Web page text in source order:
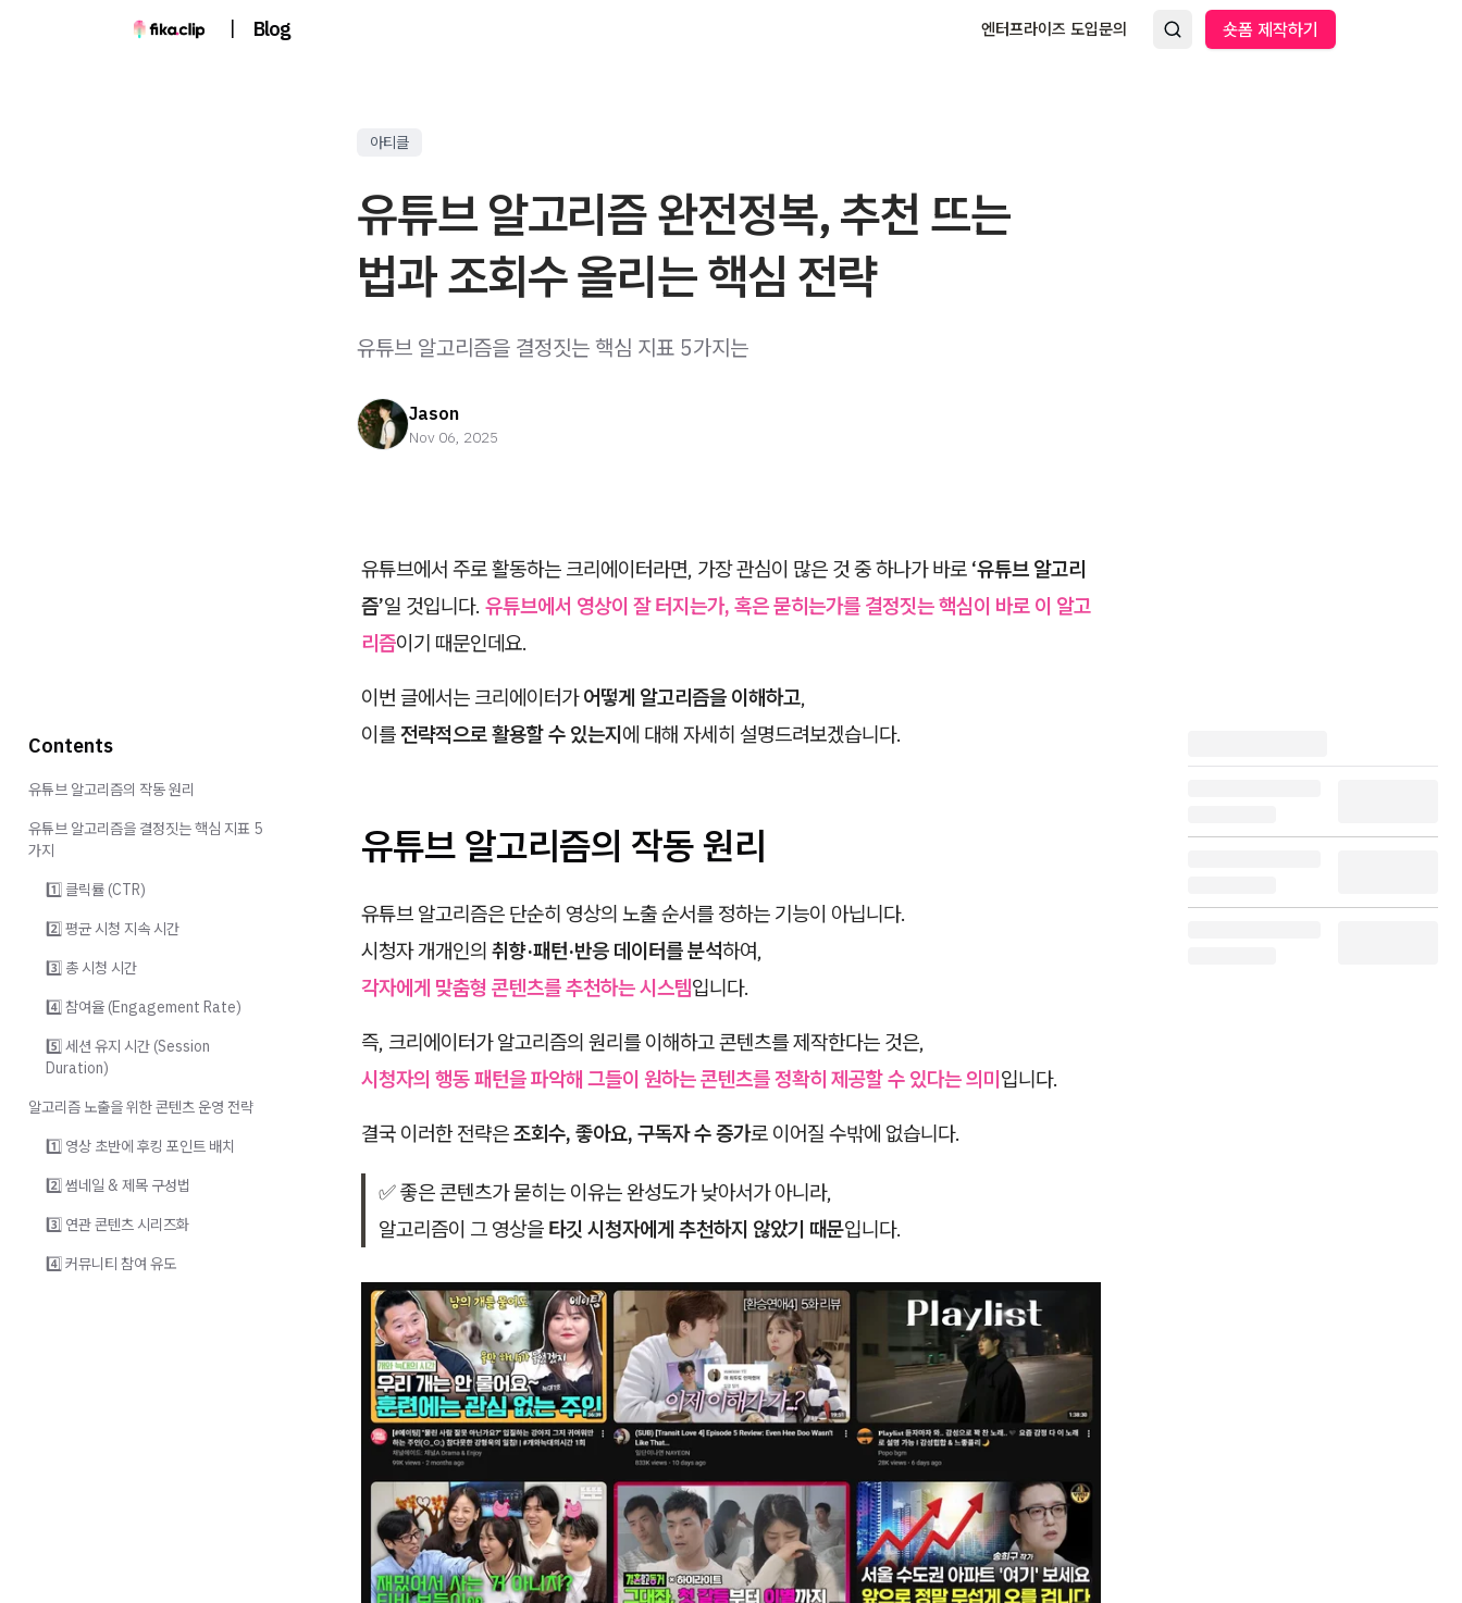
| Blog 엔터프라이즈 도입문의 숏폼 제작하기
아티클
유튜브 알고리즘 완전정복, 추천 뜨는
법과 조회수 올리는 핵심 전략
유튜브 알고리즘을 결정짓는 핵심 지표 5가지는
Jason
Nov 06, 2025
유튜브에서 주로 활동하는 크리에이터라면, 가장 관심이 많은 것 중 하나가 바로 ‘유튜브 알고리
즘’일 것입니다. 유튜브에서 영상이 잘 터지는가, 혹은 묻히는가를 결정짓는 핵심이 바로 이 알고
리즘이기 때문인데요.
이번 글에서는 크리에이터가어떻게 알고리즘을 이해하고,
이를전략적으로 활용할 수 있는지에 대해 자세히 설명드려보겠습니다.
유튜브 알고리즘의 작동 원리
유튜브 알고리즘은 단순히 영상의 노출 순서를 정하는 기능이 아닙니다.
시청자 개개인의 취향·패턴·반응 데이터를 분석하여,
각자에게 맞춤형 콘텐츠를 추천하는 시스템입니다.
즉, 크리에이터가 알고리즘의 원리를 이해하고 콘텐츠를 제작한다는 것은,
시청자의 행동 패턴을 파악해 그들이 원하는 콘텐츠를 정확히 제공할 수 있다는 의미입니다.
결국 이러한 전략은조회수, 좋아요, 구독자 수 증가로 이어질 수밖에 없습니다.
✅ 좋은 콘텐츠가 묻히는 이유는 완성도가 낮아서가 아니라,
알고리즘이 그 영상을 타깃 시청자에게 추천하지 않았기 때문입니다.
Contents
유튜브 알고리즘의 작동 원리
유튜브 알고리즘을 결정짓는 핵심 지표 5
가지
1️⃣ 클릭률 (CTR)
2️⃣ 평균 시청 지속 시간
3️⃣ 총 시청 시간
4️⃣ 참여율 (Engagement Rate)
5️⃣ 세션 유지 시간 (Session
Duration)
알고리즘 노출을 위한 콘텐츠 운영 전략
1️⃣ 영상 초반에 후킹 포인트 배치
2️⃣ 썸네일 & 제목 구성법
3️⃣ 연관 콘텐츠 시리즈화
4️⃣ 커뮤니티 참여 유도